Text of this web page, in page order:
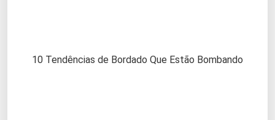
10 Tendências de Bordado Que Estão Bombando